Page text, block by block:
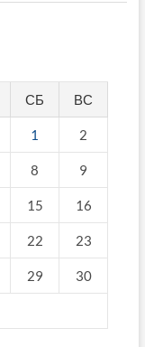
СБ ВС
1 2
8 9
15 16
22 23
29 30